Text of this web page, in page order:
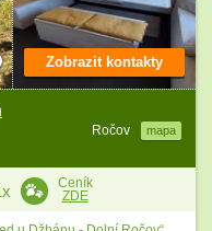
Ročov mapa
Zobrazit kontakty
Ceník
ZDE